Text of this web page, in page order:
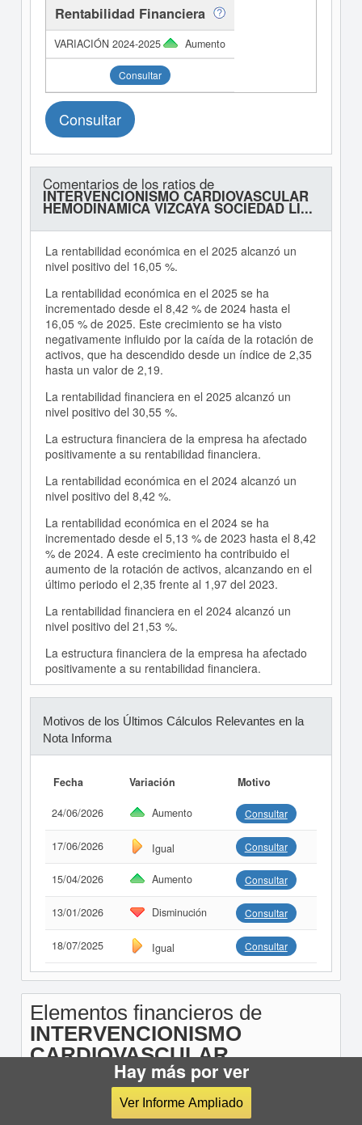
Rentabilidad Financiera
Aumento
Consultar
Consultar
Comentarios de los ratios de
INTERVENCIONISMO CARDIOVASCULAR
HEMODINAMICA VIZCAYA SOCIEDAD LI...
La rentabilidad económica en el 2025 alcanzó un
nivel positivo del 16,05 %.
La rentabilidad económica en el 2025 se ha
incrementado desde el 8,42 % de 2024 hasta el
16,05 % de 2025. Este crecimiento se ha visto
negativamente influido por la caída de la rotación de
activos, que ha descendido desde un índice de 2,35
hasta un valor de 2,19.
La rentabilidad financiera en el 2025 alcanzó un
nivel positivo del 30,55 %.
La estructura financiera de la empresa ha afectado
positivamente a su rentabilidad financiera.
La rentabilidad económica en el 2024 alcanzó un
nivel positivo del 8,42 %.
La rentabilidad económica en el 2024 se ha
incrementado desde el 5,13 % de 2023 hasta el 8,42
% de 2024. A este crecimiento ha contribuido el
aumento de la rotación de activos, alcanzando en el
último periodo el 2,35 frente al 1,97 del 2023.
La rentabilidad financiera en el 2024 alcanzó un
nivel positivo del 21,53 %.
La estructura financiera de la empresa ha afectado
positivamente a su rentabilidad financiera.
Motivos de los Últimos Cálculos Relevantes en la
Nota Informa
Fecha Variación Motivo
24/06/2026 Aumento Consultar
17/06/2026 Igual Consultar
15/04/2026 Aumento Consultar
13/01/2026 Disminución Consultar
18/07/2025 Igual Consultar
Elementos financieros de
INTERVENCIONISMO
CARDIOVASCULAR
HEMODINAMICA VIZCAYA
SOCIEDAD LIMITADA
Hay más por ver
Ver Informe Ampliado